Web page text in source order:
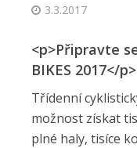
3.3.2017
<p>Připravte
BIKES 2017</p>
Třídenní
možnost získat
plné haly, tisíce